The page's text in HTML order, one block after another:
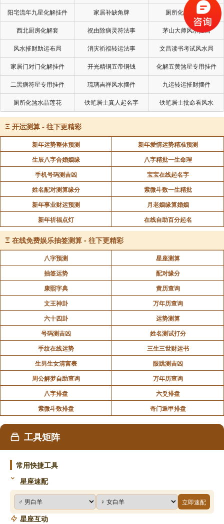
椅子与书桌保持适当距离（约一臂长），避免拥挤
感。
分区明确：
用书柜或绿植作为隔断，划分工作区与休息区，减
少功能混乱导致的烦躁情绪。
四、装饰选择：化解煞气，增强和谐氛围
原理：尖锐物品或复杂反光易形成煞气，引发口舌
是非；和谐符号能提升人际运。
布局建议：
避免尖锐装饰：
移除办公桌上的金属刀具、针刺类摆件（如仙人
掌），改用陶瓷或木质工艺品（如骏马、文昌塔）。
窗帘避免使用百叶窗（易形成锐利光线），改用棉
麻材质的卷帘或布帘。
增加和谐符号：
悬挂书法作品（如“和为贵”“宁静致远”），或山水画
（象征包容与远见）。
摆放一对木质大象摆件（象象征吉祥与稳重），或
圆形水晶球（化解煞气）。
控制镜子使用：
若需镜子，可将其放置在衣柜门内或侧墙，避免直
接反射书桌或同事座位。
阳宅流年九星化解挂件 家居补缺角牌 厕所化秽气煞套
西北厨房化解套 祝由除病灵符法事 茅山大师风水挂画
风水摧财助运布局 消灾祈福转运法事 文昌读书考试风水局
家居门对门化解挂件 开光精铜五帝铜钱 化解五黄煞星专用挂件
二黑病符星专用挂件 琉璃吉祥风水摆件 九运转运摧财摆件
厕所化煞水晶莲花 铁笔居士真人起名字 铁笔居士批命看风水
Ξ 开运测算 - 往下更精彩
新年运势整体预测
新年爱情运势精准预测
生辰八字合婚姻缘
八字精批一生命理
手机号码测吉凶
宝宝在线起名字
姓名配对测算缘分
紫微斗数一生精批
新年事业财运预测
月老姻缘算婚姻
新年祈福点灯
在线自助百分起名
Ξ 在线免费娱乐抽签测算 - 往下更精彩
八字预测
星座测算
抽签运势
配对缘分
康熙字典
黄历查询
文王神卦
万年历查询
六十四卦
运势测算
号码测吉凶
姓名测试打分
手纹在线运势
三生三世财运书
生男生女清宫表
眼跳测吉凶
周公解梦自助查询
万年历查询
八字排盘
六爻排盘
紫微斗数排盘
奇门遁甲排盘
工具矩阵
常用快捷工具
星座速配
立即速配
星座互动